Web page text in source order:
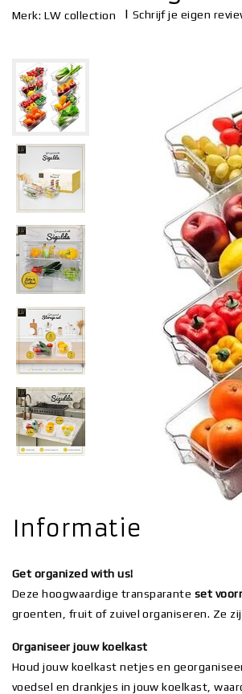
Merk: LW collection | Schrijf je eigen
Informatie
Get organized with us!
Deze hoogwaardige transparante set
groenten, fruit of zuivel organiseren. Ze
Organiseer jouw koelkast
Houd jouw koelkast netjes en
voedsel en drankjes in jouw koelkast,